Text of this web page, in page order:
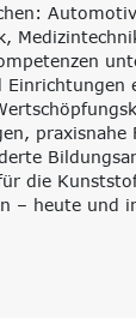
Einrichtungen
praxisnahe
die
– heute und